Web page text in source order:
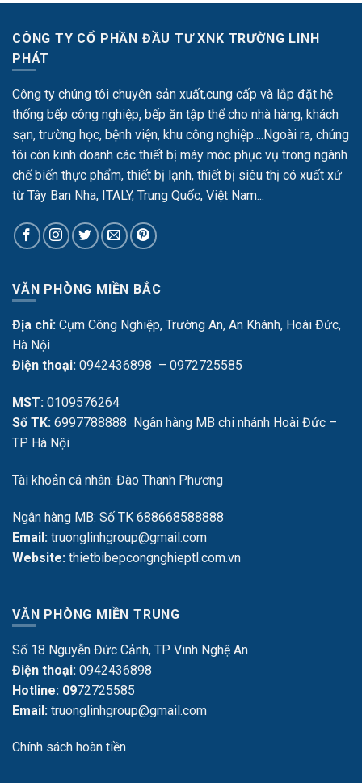
CÔNG TY CỔ PHẦN ĐẦU TƯ XNK TRƯỜNG LINH
PHÁT
Công ty chúng tôi chuyên sản xuất,cung cấp và lắp đặt hệ
thống bếp công nghiệp, bếp ăn tập thể cho nhà hàng, khách
sạn, trường học, bệnh viện, khu công nghiệp....Ngoài ra, chúng
tôi còn kinh doanh các thiết bị máy móc phục vụ trong ngành
chế biến thực phẩm, thiết bị lạnh, thiết bị siêu thị có xuất xứ
từ Tây Ban Nha, ITALY, Trung Quốc, Việt Nam...
VĂN PHÒNG MIỀN BẮC
Địa chỉ: Cụm Công Nghiệp, Trường An, An Khánh, Hoài Đức,
Hà Nội
Điện thoại: 0942436898 – 0972725585
MST: 0109576264
Số TK: 6997788888 Ngân hàng MB chi nhánh Hoài Đức –
TP Hà Nội
Tài khoản cá nhân: Đào Thanh Phương
Ngân hàng MB: Số TK 688668588888
Email: truonglinhgroup@gmail.com
Website: thietbibepcongnghieptl.com.vn
VĂN PHÒNG MIỀN TRUNG
Số 18 Nguyễn Đức Cảnh, TP Vinh Nghệ An
Điện thoại: 0942436898
Hotline: 0972725585
Email: truonglinhgroup@gmail.com
Chính sách hoàn tiền